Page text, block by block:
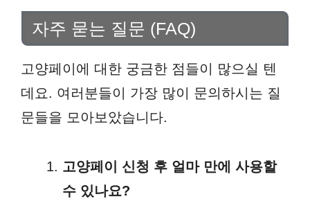
자주 묻는 질문 (FAQ)
고양페이에 대한 궁금한 점들이 많으실 텐
데요. 여러분들이 가장 많이 문의하시는 질
문들을 모아보았습니다.
고양페이 신청 후 얼마 만에 사용할
수 있나요?